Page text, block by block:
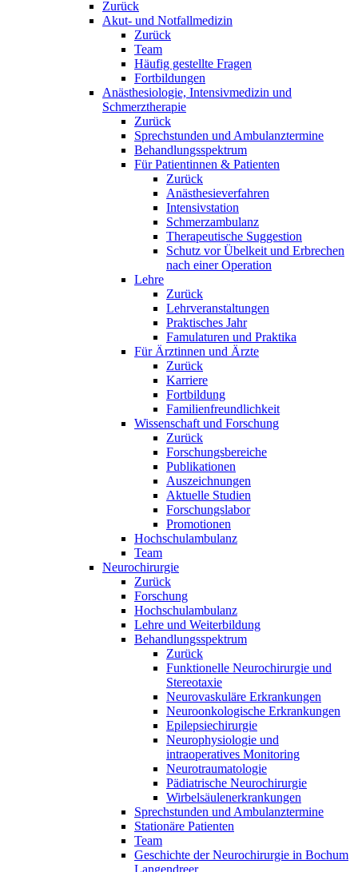
Zurück
Akut- und Notfallmedizin
Zurück
Team
Häufig gestellte Fragen
Fortbildungen
Anästhesiologie, Intensivmedizin und
Schmerztherapie
Zurück
Sprechstunden und Ambulanztermine
Behandlungsspektrum
Für Patientinnen & Patienten
Zurück
Anästhesieverfahren
Intensivstation
Schmerzambulanz
Therapeutische Suggestion
Schutz vor Übelkeit und Erbrechen
nach einer Operation
Lehre
Zurück
Lehrveranstaltungen
Praktisches Jahr
Famulaturen und Praktika
Für Ärztinnen und Ärzte
Zurück
Karriere
Fortbildung
Familienfreundlichkeit
Wissenschaft und Forschung
Zurück
Forschungsbereiche
Publikationen
Auszeichnungen
Aktuelle Studien
Forschungslabor
Promotionen
Hochschulambulanz
Team
Neurochirurgie
Zurück
Forschung
Hochschulambulanz
Lehre und Weiterbildung
Behandlungsspektrum
Zurück
Funktionelle Neurochirurgie und
Stereotaxie
Neurovaskuläre Erkrankungen
Neuroonkologische Erkrankungen
Epilepsiechirurgie
Neurophysiologie und
intraoperatives Monitoring
Neurotraumatologie
Pädiatrische Neurochirurgie
Wirbelsäulenerkrankungen
Sprechstunden und Ambulanztermine
Stationäre Patienten
Team
Geschichte der Neurochirurgie in Bochum
Langendreer